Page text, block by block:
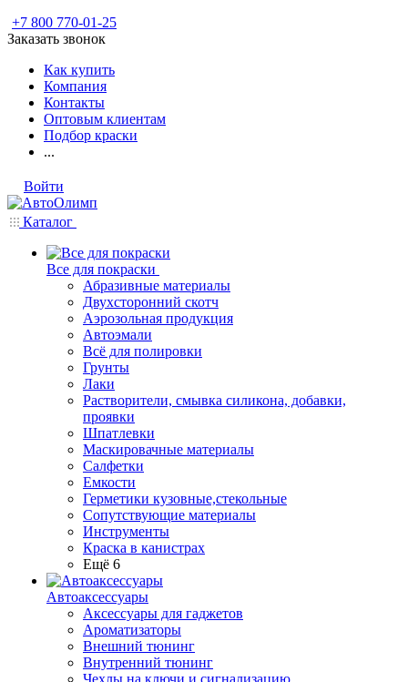
+7 800 770-01-25
Заказать звонок
Как купить
Компания
Контакты
Оптовым клиентам
Подбор краски
...
Войти
Каталог
Все для покраски
Абразивные материалы
Двухсторонний скотч
Аэрозольная продукция
Автоэмали
Всё для полировки
Грунты
Лаки
Растворители, смывка силикона, добавки,
проявки
Шпатлевки
Маскировачные материалы
Салфетки
Емкости
Герметики кузовные,стекольные
Сопутствующие материалы
Инструменты
Краска в канистрах
Ещё 6
Автоаксессуары
Аксессуары для гаджетов
Ароматизаторы
Внешний тюнинг
Внутренний тюнинг
Чехлы на ключи и сигнализацию